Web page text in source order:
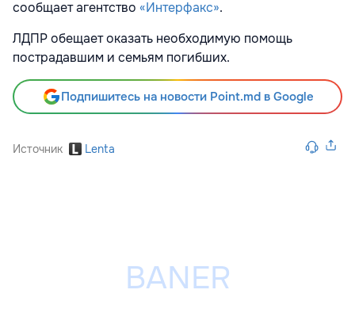
сообщает агентство «Интерфакс».
ЛДПР обещает оказать необходимую помощь
пострадавшим и семьям погибших.
Подпишитесь на новости Point.md в Google
Источник Lenta